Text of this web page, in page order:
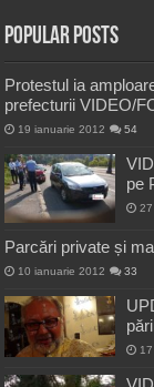
Popular Posts
Protestul ia
prefecturii VIDEO/
19 ianuarie 2012 54
pe
Parcări private și
10 ianuarie 2012 33